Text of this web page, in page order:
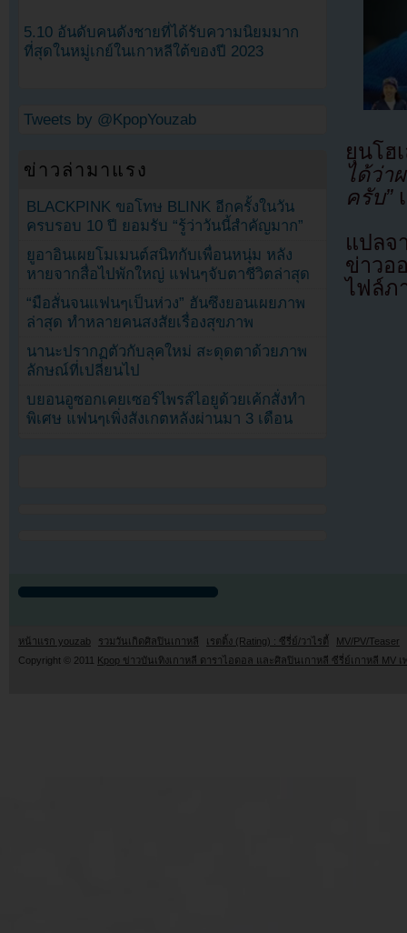
ยุนโ
ได้ว่า
ครับ”
แปลจ
ข่าว
ไฟล์ภ
5.10 อันดับคนดังชายที่ได้รับความนิยมมาก
ที่สุดในหมู่เกย์ในเกาหลีใต้ของปี 2023
Tweets by @KpopYouzab
ข่าวล่ามาแรง
BLACKPINK ขอโทษ BLINK อีกครั้งในวัน
ครบรอบ 10 ปี ยอมรับ “รู้ว่าวันนี้สำคัญมาก”
ยูอาอินเผยโมเมนต์สนิทกับเพื่อนหนุ่ม หลัง
หายจากสื่อไปพักใหญ่ แฟนๆจับตาชีวิตล่าสุด
“มือสั่นจนแฟนๆเป็นห่วง” ฮันซึงยอนเผยภาพ
ล่าสุด ทำหลายคนสงสัยเรื่องสุขภาพ
นานะปรากฏตัวกับลุคใหม่ สะดุดตาด้วยภาพ
ลักษณ์ที่เปลี่ยนไป
บยอนอูซอกเคยเซอร์ไพรส์ไอยูด้วยเค้กสั่งทำ
พิเศษ แฟนๆเพิ่งสังเกตหลังผ่านมา 3 เดือน
หน้าแรก youzab รวมวันเกิดศิลปินเกาหลี เรตติ้ง (Rating) : ซีรี่ย์/วาไรตี้
MV/PV/Teaser
Copyright © 2011 Kpop ข่าวบันเทิงเกาหลี ดาราไอดอล และศิลปินเกาหลี ซีรี่ย์เกาหลี MV